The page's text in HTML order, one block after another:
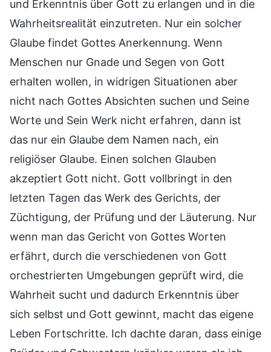
und Erkenntnis über Gott zu erlangen und in die
Wahrheitsrealität einzutreten. Nur ein solcher
Glaube findet Gottes Anerkennung. Wenn
Menschen nur Gnade und Segen von Gott
erhalten wollen, in widrigen Situationen aber
nicht nach Gottes Absichten suchen und Seine
Worte und Sein Werk nicht erfahren, dann ist
das nur ein Glaube dem Namen nach, ein
religiöser Glaube. Einen solchen Glauben
akzeptiert Gott nicht. Gott vollbringt in den
letzten Tagen das Werk des Gerichts, der
Züchtigung, der Prüfung und der Läuterung. Nur
wenn man das Gericht von Gottes Worten
erfährt, durch die verschiedenen von Gott
orchestrierten Umgebungen geprüft wird, die
Wahrheit sucht und dadurch Erkenntnis über
sich selbst und Gott gewinnt, macht das eigene
Leben Fortschritte. Ich dachte daran, dass einige